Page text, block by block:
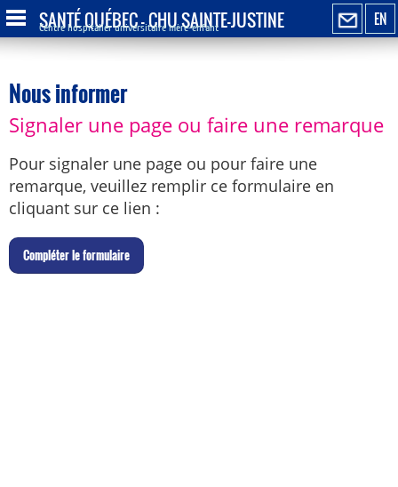
EN
SANTÉ QUÉBEC - CHU SAINTE-JUSTINE
Centre hospitalier universitaire mère-enfant
Nous informer
Signaler une page ou faire une remarque
Pour signaler une page ou pour faire une
remarque, veuillez remplir ce formulaire en
cliquant sur ce lien :
Compléter le formulaire